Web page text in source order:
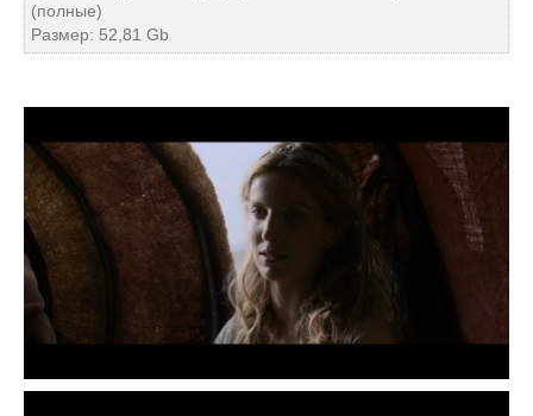
(полные)
Размер: 52,81 Gb